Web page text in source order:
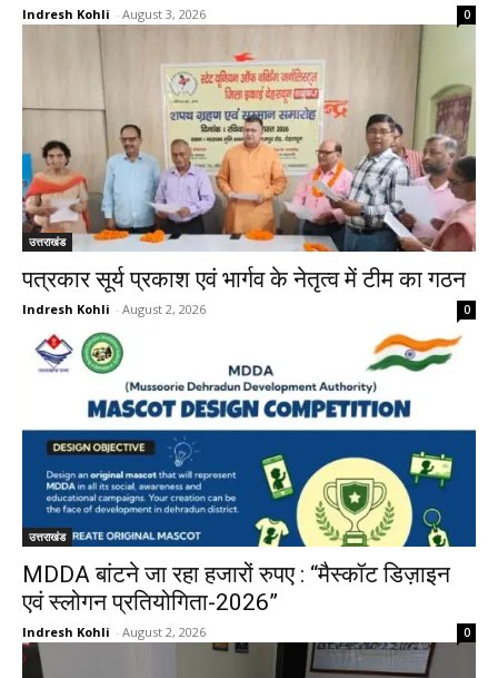
Indresh Kohli - August 3, 2026 0
उत्तराखंड
पत्रकार सूर्य प्रकाश एवं भार्गव के नेतृत्व में टीम का गठन
Indresh Kohli - August 2, 2026 0
उत्तराखंड
MDDA बांटने जा रहा हजारों रुपए : “मैस्कॉट डिज़ाइन
एवं स्लोगन प्रतियोगिता-2026”
Indresh Kohli - August 2, 2026 0